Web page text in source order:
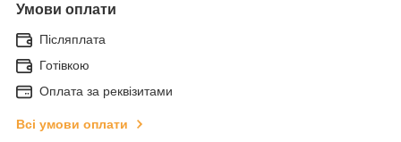
Умови оплати
Післяплата
Готівкою
Оплата за реквізитами
Всі умови оплати